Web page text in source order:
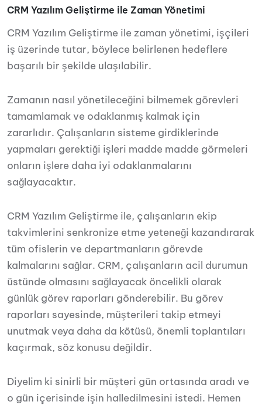
CRM Yazılım Geliştirme ile Zaman Yönetimi
CRM Yazılım Geliştirme ile zaman yönetimi, işçileri
iş üzerinde tutar, böylece belirlenen hedeflere
başarılı bir şekilde ulaşılabilir.
Zamanın nasıl yönetileceğini bilmemek görevleri
tamamlamak ve odaklanmış kalmak için
zararlıdır. Çalışanların sisteme girdiklerinde
yapmaları gerektiği işleri madde madde görmeleri
onların işlere daha iyi odaklanmalarını
sağlayacaktır.
CRM Yazılım Geliştirme ile, çalışanların ekip
takvimlerini senkronize etme yeteneği kazandırarak
tüm ofislerin ve departmanların görevde
kalmalarını sağlar. CRM, çalışanların acil durumun
üstünde olmasını sağlayacak öncelikli olarak
günlük görev raporları gönderebilir. Bu görev
raporları sayesinde, müşterileri takip etmeyi
unutmak veya daha da kötüsü, önemli toplantıları
kaçırmak, söz konusu değildir.
Diyelim ki sinirli bir müşteri gün ortasında aradı ve
o gün içerisinde işin halledilmesini istedi. Hemen